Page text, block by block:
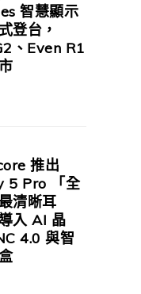
智慧顯示
登台，
、Even R1
推出
5 Pro 「全
清晰耳
入 AI 晶
4.0 與智